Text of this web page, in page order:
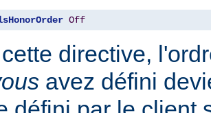
Off
directive,
avez défini